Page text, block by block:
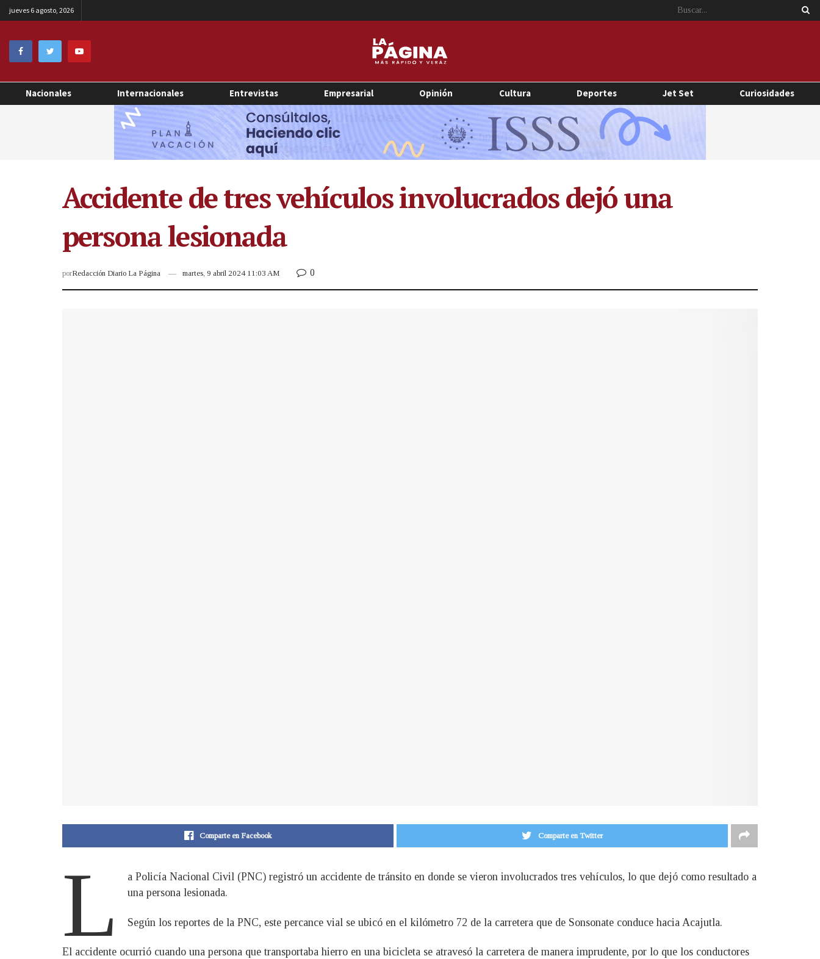
jueves 6 agosto, 2026
Nacionales Internacionales Entrevistas Empresarial Opinión Cultura Deportes Jet Set Curiosidades
Accidente de tres vehículos involucrados dejó una
persona lesionada
porRedacción Diario La Página martes, 9 abril 2024 11:03 AM 0
Comparte en Facebook Comparte en Twitter
L
a Policía Nacional Civil (PNC) registró un accidente de tránsito en donde se vieron involucrados tres vehículos, lo que dejó como resultado a
una persona lesionada.
Según los reportes de la PNC, este percance vial se ubicó en el kilómetro 72 de la carretera que de Sonsonate conduce hacia Acajutla.
El accidente ocurrió cuando una persona que transportaba hierro en una bicicleta se atravesó la carretera de manera imprudente, por lo que los conductores